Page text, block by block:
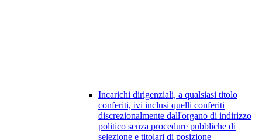
Incarichi dirigenziali, a qualsiasi titolo
conferiti, ivi inclusi quelli conferiti
discrezionalmente dall'organo di indirizzo
politico senza procedure pubbliche di
selezione e titolari di posizione